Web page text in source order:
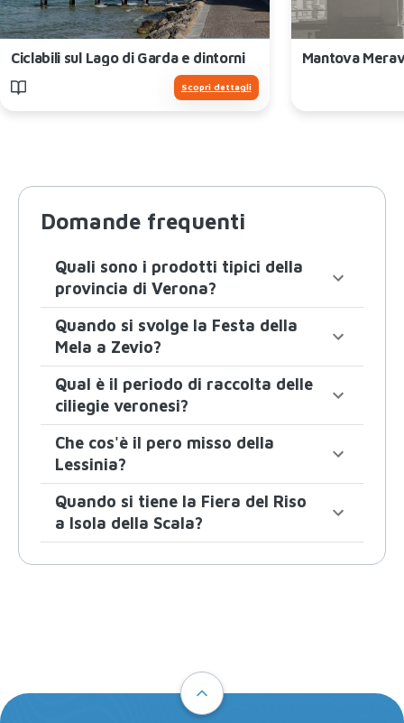
Ciclabili sul Lago di Garda e dintorni
Scopri dettagli
Mantova
Domande frequenti
Quali sono i prodotti tipici della
provincia di Verona?
Quando si svolge la Festa della
Mela a Zevio?
Qual è il periodo di raccolta delle
ciliegie veronesi?
Che cos'è il pero misso della
Lessinia?
Quando si tiene la Fiera del Riso
a Isola della Scala?